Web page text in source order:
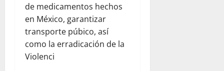
de medicamentos hechos
en México, garantizar
transporte púbico, así
como la erradicación de la
Violenci